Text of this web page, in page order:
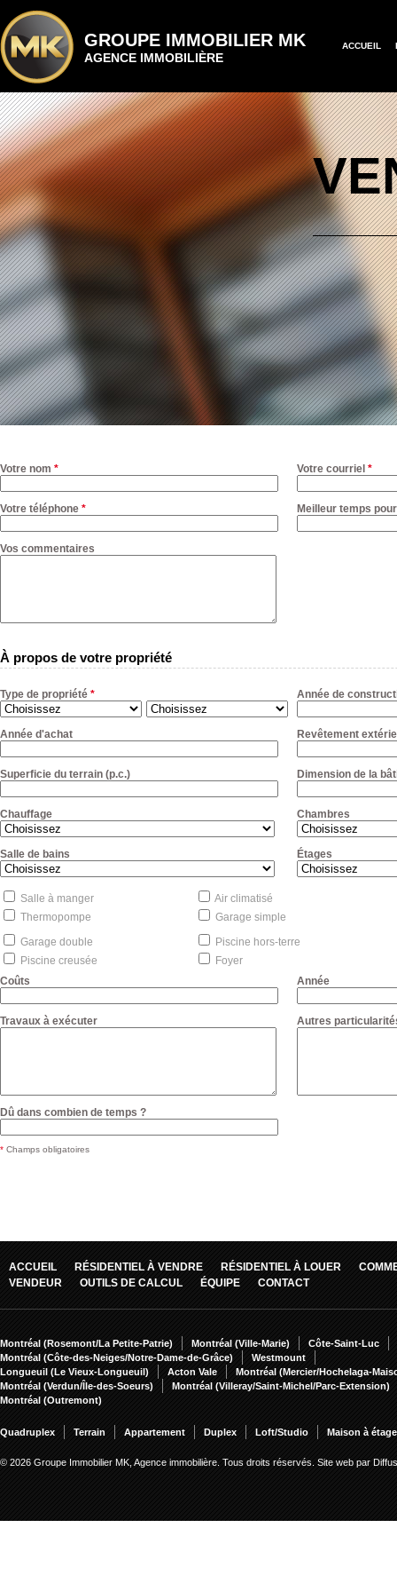
GROUPE IMMOBILIER MK
AGENCE IMMOBILIÈRE
ACCUEIL
Votre nom * Votre courriel *
Votre téléphone * Meilleur temps
Vos commentaires
À propos de votre propriété
Type de propriété * Année de
Année d'achat Revêtement
Superficie du terrain (p.c.) Dimension de la
Chauffage Chambres
Salle de bains Étages
Salle à manger
Air climatisé
Thermopompe
Garage simple
Garage double
Piscine hors-terre
Piscine creusée
Foyer
Coûts
Année
Travaux à exécuter Autres
Dû dans combien de temps ?
* Champs obligatoires
ACCUEIL RÉSIDENTIEL À VENDRE RÉSIDENTIEL À LOUER
VENDEUR
OUTILS DE CALCUL ÉQUIPE CONTACT
Montréal (Rosemont/La Petite-Patrie) Montréal (Ville-Marie)
Côte-Saint-Luc
Montréal (Côte-des-Neiges/Notre-Dame-de-Grâce)
Westmount
Longueuil (Le Vieux-Longueuil)
Acton Vale
Montréal (Mercier/Hochelaga-
Montréal (Verdun/Île-des-Soeurs)
Montréal (Villeray/Saint-Michel/Parc-Extension)
Montréal (Outremont)
Quadruplex Terrain Appartement Duplex Loft/Studio Maison à
© 2026 Groupe Immobilier MK, Agence immobilière. Tous droits réservés. Site web par